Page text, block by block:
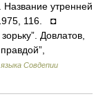
утренней
116. ◘
Довлатов,
Совдепии